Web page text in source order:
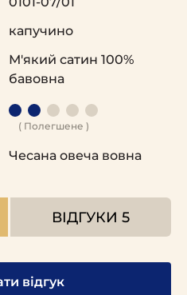
капучино
М'який сатин 100%
бавовна
( Полегшене )
Чесана овеча вовна
ВІДГУКИ 5
відгук